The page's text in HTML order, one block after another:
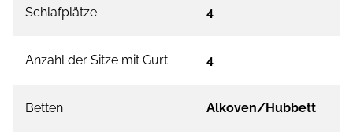
Schlafplätze 4
Anzahl der Sitze mit Gurt 4
Betten Alkoven/Hubbett